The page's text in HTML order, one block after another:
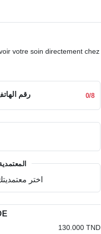
votre soin directement chez
رقم 0/8
130.000 TND